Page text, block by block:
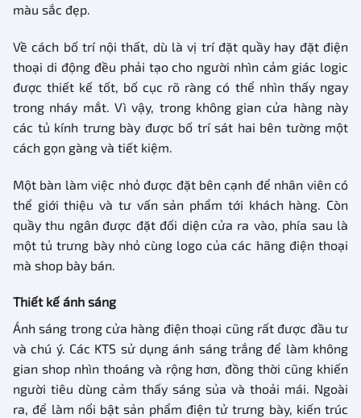
màu sắc đẹp.
Về cách bố trí nội thất, dù là vị trí đặt quầy hay đặt điện
thoại di động đều phải tạo cho người nhìn cảm giác logic
được thiết kế tốt, bố cục rõ ràng có thể nhìn thấy ngay
trong nháy mắt. Vì vậy, trong không gian cửa hàng này
các tủ kính trưng bày được bố trí sát hai bên tường một
cách gọn gàng và tiết kiệm.
Một bàn làm việc nhỏ được đặt bên cạnh để nhân viên có
thể giới thiệu và tư vấn sản phẩm tới khách hàng. Còn
quầy thu ngân được đặt đối diện cửa ra vào, phía sau là
một tủ trưng bày nhỏ cùng logo của các hãng điện thoại
mà shop bày bán.
Thiết kế ánh sáng
Ánh sáng trong cửa hàng điện thoại cũng rất được đầu tư
và chú ý. Các KTS sử dụng ánh sáng trắng để làm không
gian shop nhìn thoáng và rộng hơn, đồng thời cũng khiến
người tiêu dùng cảm thấy sáng sủa và thoải mái. Ngoài
ra, để làm nổi bật sản phẩm điện tử trưng bày, kiến trúc